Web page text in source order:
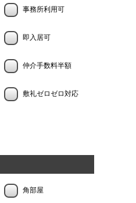
事務所利用可
即入居可
仲介手数料半額
敷礼ゼロゼロ対応
角部屋